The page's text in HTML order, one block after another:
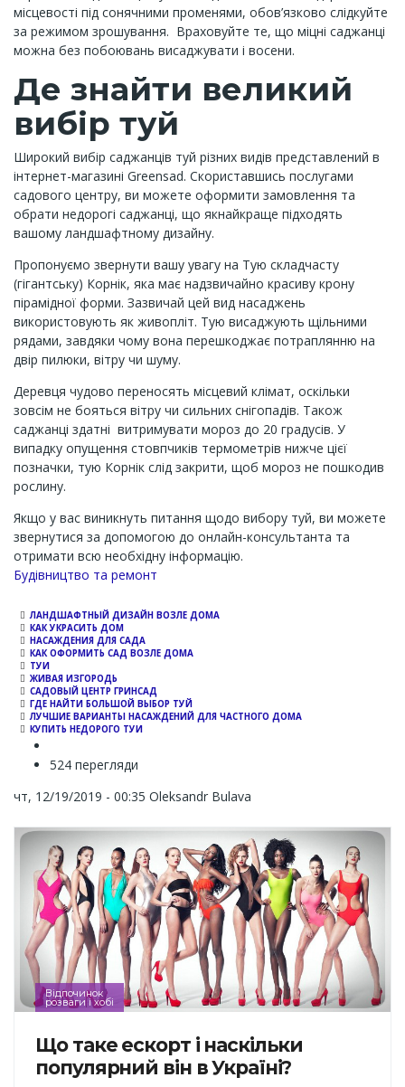
місцевості під сонячними променями, обов’язково слідкуйте
за режимом зрошування. Враховуйте те, що міцні саджанці
можна без побоювань висаджувати і восени.
Де знайти великий
вибір туй
Широкий вибір саджанців туй різних видів представлений в
інтернет-магазині Greensad. Скориставшись послугами
садового центру, ви можете оформити замовлення та
обрати недорогі саджанці, що якнайкраще підходять
вашому ландшафтному дизайну.
Пропонуємо звернути вашу увагу на Тую складчасту
(гігантську) Корнік, яка має надзвичайно красиву крону
пірамідної форми. Зазвичай цей вид насаджень
використовують як живопліт. Тую висаджують щільними
рядами, завдяки чому вона перешкоджає потраплянню на
двір пилюки, вітру чи шуму.
Деревця чудово переносять місцевий клімат, оскільки
зовсім не бояться вітру чи сильних снігопадів. Також
саджанці здатні витримувати мороз до 20 градусів. У
випадку опущення стовпчиків термометрів нижче цієї
позначки, тую Корнік слід закрити, щоб мороз не пошкодив
рослину.
Якщо у вас виникнуть питання щодо вибору туй, ви можете
звернутися за допомогою до онлайн-консультанта та
отримати всю необхідну інформацію.
Channel
Будівництво та ремонт
ЛАНДШАФТНЫЙ ДИЗАЙН ВОЗЛЕ ДОМА
КАК УКРАСИТЬ ДОМ
НАСАЖДЕНИЯ ДЛЯ САДА
КАК ОФОРМИТЬ САД ВОЗЛЕ ДОМА
ТУИ
ЖИВАЯ ИЗГОРОДЬ
САДОВЫЙ ЦЕНТР ГРИНСАД
ГДЕ НАЙТИ БОЛЬШОЙ ВЫБОР ТУЙ
ЛУЧШИЕ ВАРИАНТЫ НАСАЖДЕНИЙ ДЛЯ ЧАСТНОГО ДОМА
КУПИТЬ НЕДОРОГО ТУИ
524 перегляди
чт, 12/19/2019 - 00:35 Oleksandr Bulava
Відпочинок
розваги і хобі
Що таке ескорт і наскільки
популярний він в Україні?